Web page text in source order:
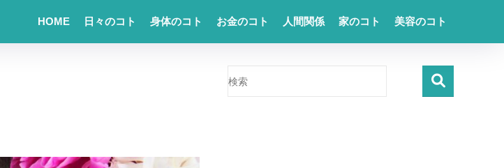
HOME 日々のコト 身体のコト お金のコト 人間関係 家のコト 美容のコト